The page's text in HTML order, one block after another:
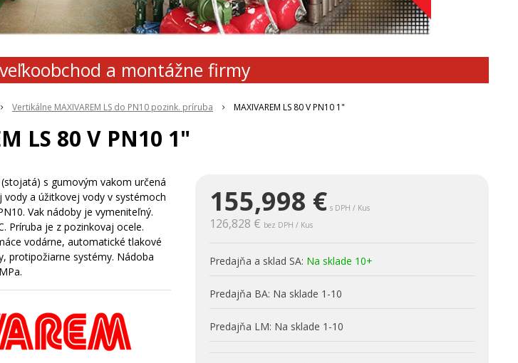
a montážne firmy
Vertikálne MAXIVAREM LS do PN10 pozink. príruba MAXIVAREM LS 80 V PN10 1"
LS 80 V PN10 1"
155,998 € s DPH / Kus
126,828 € bez DPH / Kus
Predajňa a sklad SA: Na sklade 10+
Predajňa BA: Na sklade 1-10
Predajňa LM: Na sklade 1-10
s gumovým vakom určená
a úžitkovej vody v systémoch
Vak nádoby je vymeniteľný.
Príruba je z pozinkovaj ocele.
vodárne, automatické tlakové
protipožiarne systémy. Nádoba